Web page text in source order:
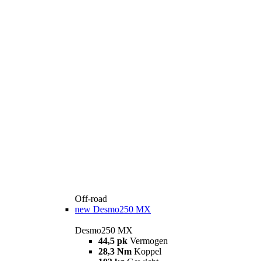
Off-road
new Desmo250 MX
Desmo250 MX
44,5 pk Vermogen
28,3 Nm Koppel